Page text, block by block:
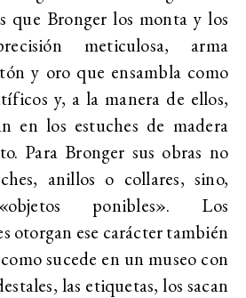
que Bronger los monta y los
meticulosa, arma
y oro que ensambla como
y, a la manera de ellos,
en los estuches de madera
Para Bronger sus obras no
anillos o collares, sino,
ponibles». Los
otorgan ese carácter también
sucede en un museo con
las etiquetas, los sacan